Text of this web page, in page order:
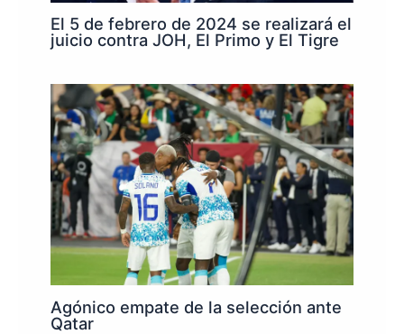
El 5 de febrero de 2024 se realizará el
juicio contra JOH, El Primo y El Tigre
Agónico empate de la selección ante
Qatar